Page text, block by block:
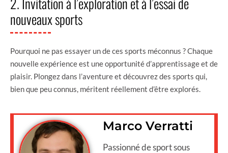
nouveaux sports
Pourquoi ne pas essayer un de ces sports méconnus ? Chaque
nouvelle expérience est une opportunité d’apprentissage et de
plaisir. Plongez dans l’aventure et découvrez des sports qui,
bien que peu connus, méritent réellement d’être explorés.
Marco Verratti
Passionné de sport sous